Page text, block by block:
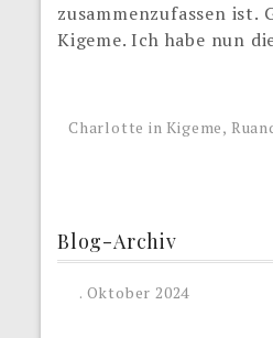
zusammenzufassen
Kigeme. Ich habe nun
Charlotte in Kigeme,
Blog-Archiv
. Oktober 2024